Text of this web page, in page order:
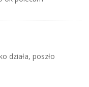
działa, poszło